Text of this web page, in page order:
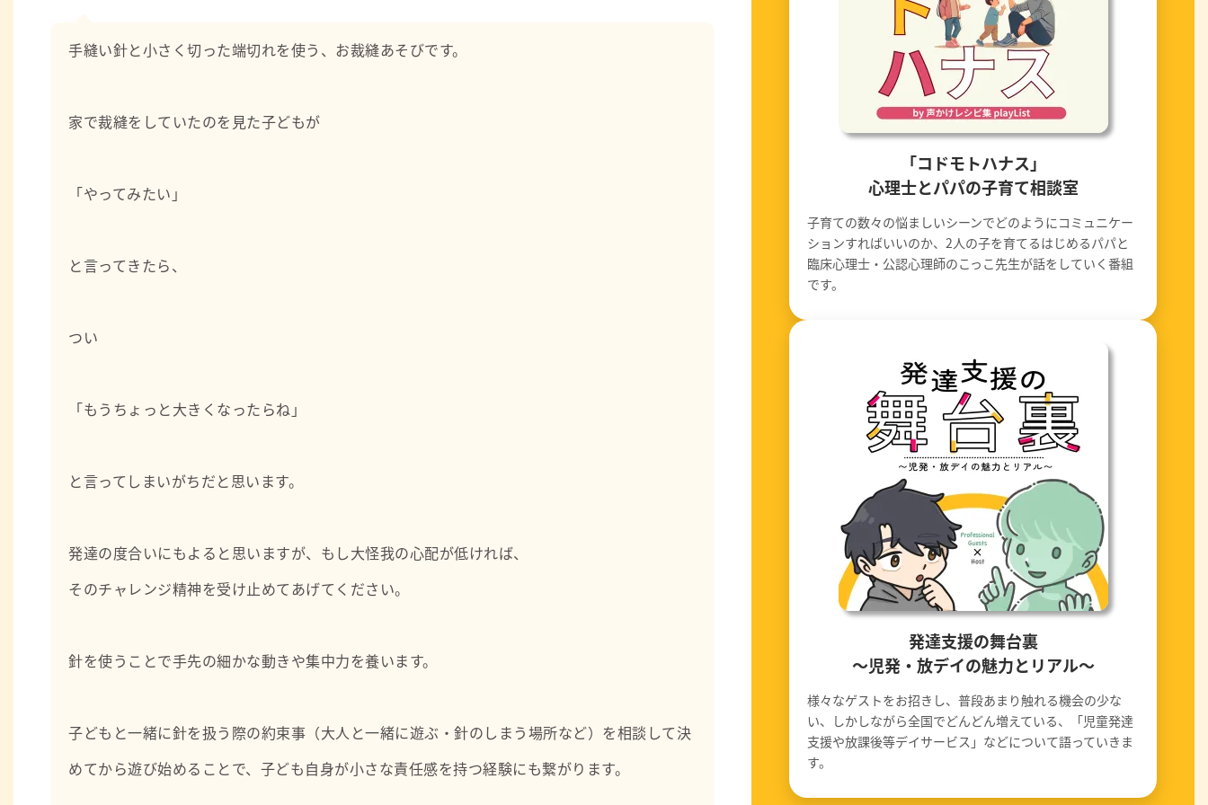
数年前に『園での‘気になる子’の情報共有』についての保育研究を日本保育学会で発表する場も与えら
手縫い針と小さく切った端切れを使う、お裁縫あそびです。
家で裁縫をしていたのを見た子どもが
「やってみたい」
と言ってきたら、
つい
「もうちょっと大きくなったらね」
と言ってしまいがちだと思います。
発達の度合いにもよると思いますが、もし大怪我の心配が低ければ、
そのチャレンジ精神を受け止めてあげてください。
針を使うことで手先の細かな動きや集中力を養います。
子どもと一緒に針を扱う際の約束事（大人と一緒に遊ぶ・針のしまう場所など）を相談して決
めてから遊び始めることで、子ども自身が小さな責任感を持つ経験にも繋がります。
「コドモトハナス」
心理士とパパの子育て相談室
子育ての数々の悩ましいシーンでどのようにコミュニケー
ションすればいいのか、2人の子を育てるはじめるパパと
臨床心理士・公認心理師のこっこ先生が話をしていく番組
です。
発達支援の舞台裏
〜児発・放デイの魅力とリアル〜
様々なゲストをお招きし、普段あまり触れる機会の少な
い、しかしながら全国でどんどん増えている、「児童発達
支援や放課後等デイサービス」などについて語っていきま
す。